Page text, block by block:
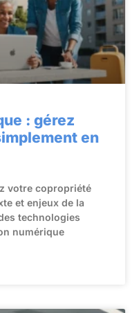
: gérez
en
votre copropriété
et enjeux de la
technologies
numérique